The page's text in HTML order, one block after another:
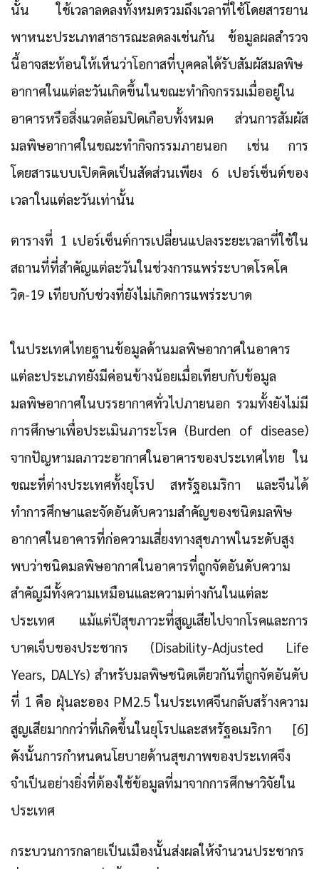
นั้น ใช้เวลาลดลงทั้งหมดรวมถึงเวลาที่ใช้โดยสารยาน
พาหนะประเภทสาธารณะลดลงเช่นกัน ข้อมูลผลสำรวจ
นี้อาจสะท้อนให้เห็นว่าโอกาสที่บุคคลได้รับสัมผัสมลพิษ
อากาศในแต่ละวันเกิดขึ้นในขณะทำกิจกรรมเมื่ออยู่ใน
อาคารหรือสิ่งแวดล้อมปิดเกือบทั้งหมด ส่วนการสัมผัส
มลพิษอากาศในขณะทำกิจกรรมภายนอก เช่น การ
โดยสารแบบเปิดคิดเป็นสัดส่วนเพียง 6 เปอร์เซ็นต์ของ
เวลาในแต่ละวันเท่านั้น
ตารางที่ 1 เปอร์เซ็นต์การเปลี่ยนแปลงระยะเวลาที่ใช้ใน
สถานที่ที่สำคัญแต่ละวันในช่วงการแพร่ระบาดโรคโค
วิด-19 เทียบกับช่วงที่ยังไม่เกิดการแพร่ระบาด
ในประเทศไทยฐานข้อมูลด้านมลพิษอากาศในอาคาร
แต่ละประเภทยังมีค่อนข้างน้อยเมื่อเทียบกับข้อมูล
มลพิษอากาศในบรรยากาศทั่วไปภายนอก รวมทั้งยังไม่มี
การศึกษาเพื่อประเมินภาระโรค (Burden of disease)
จากปัญหามลภาวะอากาศในอาคารของประเทศไทย ใน
ขณะที่ต่างประเทศทั้งยุโรป สหรัฐอเมริกา และจีนได้
ทำการศึกษาและจัดอันดับความสำคัญของชนิดมลพิษ
อากาศในอาคารที่ก่อความเสี่ยงทางสุขภาพในระดับสูง
พบว่าชนิดมลพิษอากาศในอาคารที่ถูกจัดอันดับความ
สำคัญมีทั้งความเหมือนและความต่างกันในแต่ละ
ประเทศ แม้แต่ปีสุขภาวะที่สูญเสียไปจากโรคและการ
บาดเจ็บของประชากร (Disability-Adjusted Life
Years, DALYs) สำหรับมลพิษชนิดเดียวกันที่ถูกจัดอันดับ
ที่ 1 คือ ฝุ่นละออง PM2.5 ในประเทศจีนกลับสร้างความ
สูญเสียมากกว่าที่เกิดขึ้นในยุโรปและสหรัฐอเมริกา [6]
ดังนั้นการกำหนดนโยบายด้านสุขภาพของประเทศจึง
จำเป็นอย่างยิ่งที่ต้องใช้ข้อมูลที่มาจากการศึกษาวิจัยใน
ประเทศ
กระบวนการกลายเป็นเมืองนั้นส่งผลให้จำนวนประชากร